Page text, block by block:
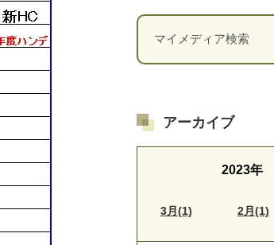
アーカイブ
2023年
3月(1) 2月(1)